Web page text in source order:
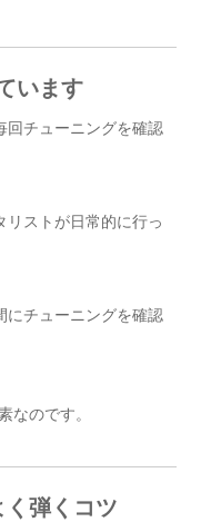
います
回チューニングを確認
リストが日常的に行っ
にチューニングを確認
なのです。
弾くコツ